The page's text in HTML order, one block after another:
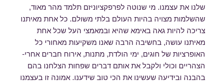
שלנו את עצמנו. מי שנוטה לפרפקציוניזם תלמד מהר מאוד,
שהשלמות מצויה בהיות העולם בלתי משולם. כל אחת מאיתנו
צריכה להיות גאה באימא שהיא ובמאמצי העל שכל אחת
מאיתנו עושה, בחשיבה הרבה שאנו משקיעות מאחורי כל
האופרציות של חוגים, ימי הולדת, מתנות, אירוח חברים אחרי-
הצהריים וכולי ולקבל את אותם דברים שפחות הצלחנו בהם
בהבנה ובידיעה שעשינו את הכי טוב שידענו. אמונה זו בעצמנו